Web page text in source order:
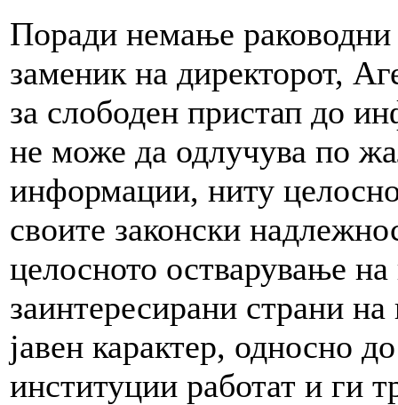
Поради немање
заменик на директорот,
за слободен пристап до
не може да одлучува по
информации, ниту
своите законски
целосното остварување
заинтересирани страни
јавен карактер, односно
институции работат и ги